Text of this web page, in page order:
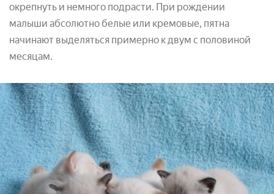
окрепнуть и немного подрасти. При рождении
малыши абсолютно белые или кремовые, пятна
начинают выделяться примерно к двум с половиной
месяцам.